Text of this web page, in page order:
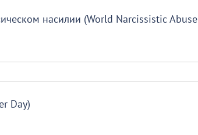
насилии (World Narcissistic Abuse
Day)